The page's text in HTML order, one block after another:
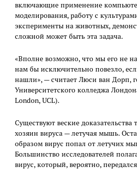
включающие применение
моделирования, работу с
эксперименты на животных,
сложной может быть эта задача.
«Вполне возможно, что мы его не
нам бы исключительно повезло,
нашли», — считает Люси ван Дорп,
Университетского колледжа
London, UCL).
Существуют веские доказательства
хозяин вируса — летучая мышь.
образом вирус попал от летучих
Большинство исследователей
вирус, который, вероятно,